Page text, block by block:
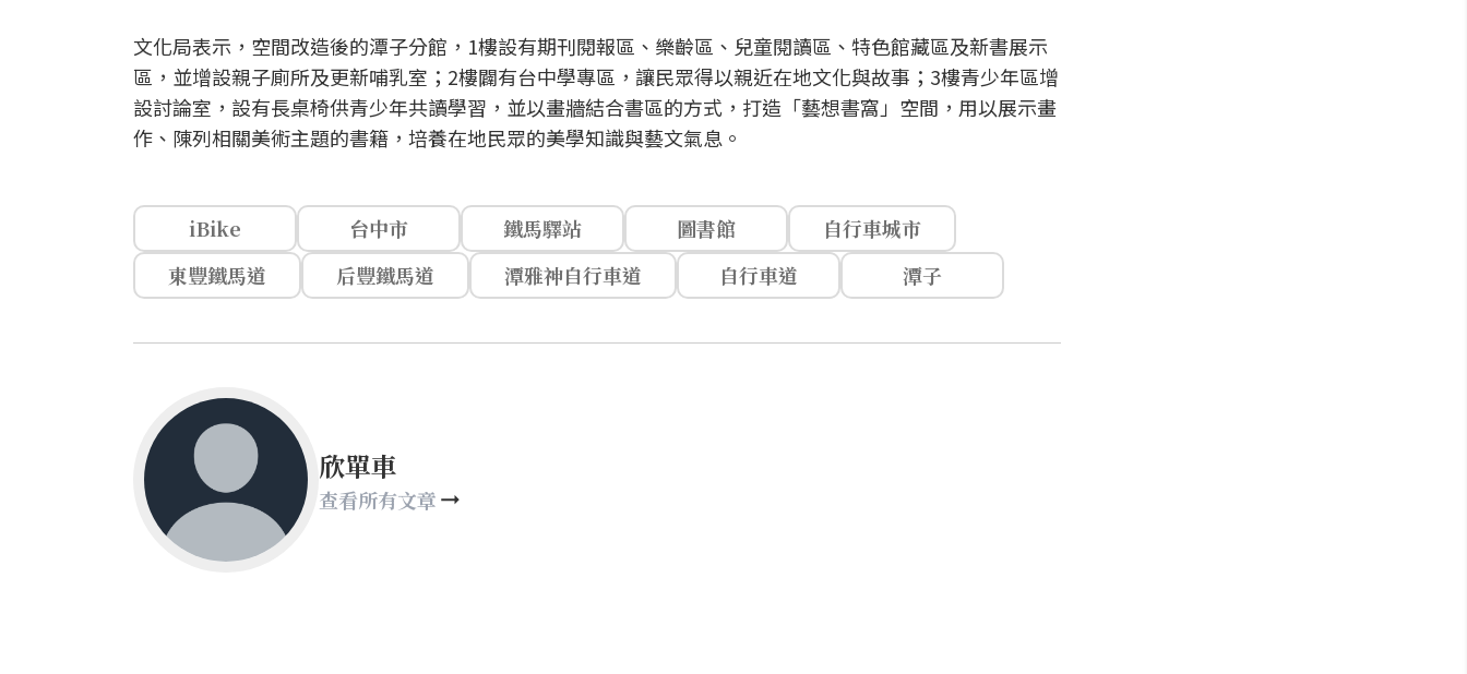
文化局表示，空間改造後的潭子分館，1樓設有期刊閱報區、樂齡區、兒童閱讀區、特色館藏區及新書展示
區，並增設親子廁所及更新哺乳室；2樓闢有台中學專區，讓民眾得以親近在地文化與故事；3樓青少年區增
設討論室，設有長桌椅供青少年共讀學習，並以畫牆結合書區的方式，打造「藝想書窩」空間，用以展示畫
作、陳列相關美術主題的書籍，培養在地民眾的美學知識與藝文氣息。
iBike 台中市 鐵馬驛站 圖書館
自行車城市
東豐鐵馬道
后豐鐵馬道 潭雅神自行車道 自行車道 潭子
欣單車
查看所有文章